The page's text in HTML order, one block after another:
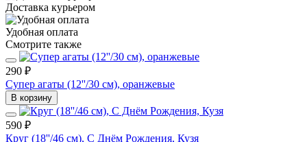
Доставка курьером
Удобная оплата
Смотрите также
290 ₽
Супер агаты (12''/30 см), оранжевые
В корзину
590 ₽
Круг (18''/46 см), С Днём Рождения, Кузя